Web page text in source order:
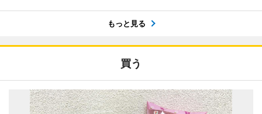
もっと見る
買う